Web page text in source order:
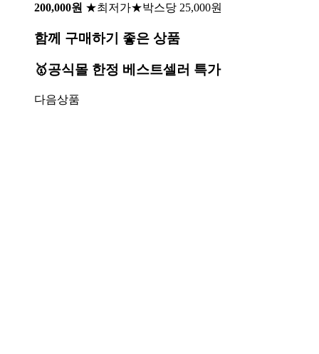
200,000원 ★최저가★박스당 25,000원
함께 구매하기 좋은 상품
🥇공식몰 한정 베스트셀러 특가
다음상품